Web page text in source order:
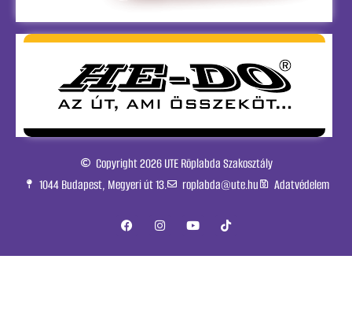
Copyright 2026 UTE Röplabda Szakosztály
1044 Budapest, Megyeri út 13.
roplabda@ute.hu Adatvédelem